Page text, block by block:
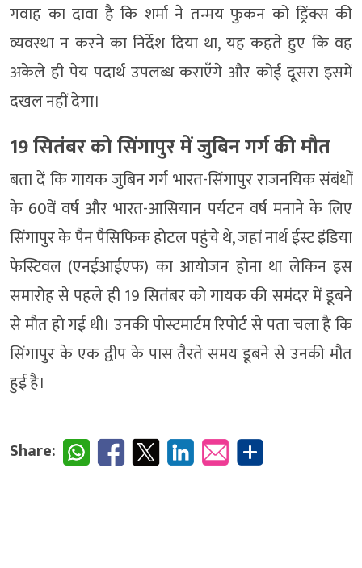
गवाह का दावा है कि शर्मा ने तन्मय फुकन को ड्रिंक्स की
व्यवस्था न करने का निर्देश दिया था, यह कहते हुए कि वह
अकेले ही पेय पदार्थ उपलब्ध कराएँगे और कोई दूसरा इसमें
दखल नहीं देगा।
19 सितंबर को सिंगापुर में जुबिन गर्ग की मौत
बता दें कि गायक जुबिन गर्ग भारत-सिंगापुर राजनयिक संबंधों
के 60वें वर्ष और भारत-आसियान पर्यटन वर्ष मनाने के लिए
सिंगापुर के पैन पैसिफिक होटल पहुंचे थे, जहां नार्थ ईस्ट इंडिया
फेस्टिवल (एनईआईएफ) का आयोजन होना था लेकिन इस
समारोह से पहले ही 19 सितंबर को गायक की समंदर में डूबने
से मौत हो गई थी। उनकी पोस्टमार्टम रिपोर्ट से पता चला है कि
सिंगापुर के एक द्वीप के पास तैरते समय डूबने से उनकी मौत
हुई है।
Share: